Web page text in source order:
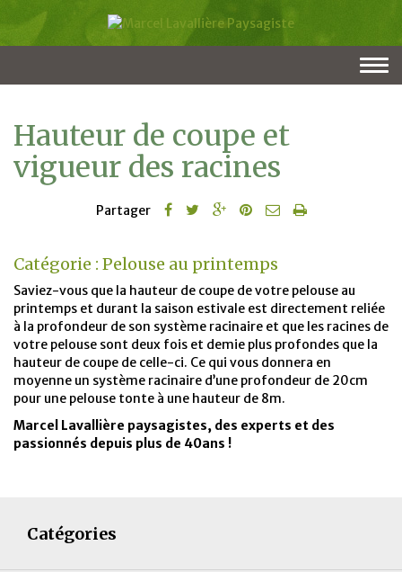
Hauteur de coupe et
vigueur des racines
Partager
Catégorie : Pelouse au printemps
Saviez-vous que la hauteur de coupe de votre pelouse au
printemps et durant la saison estivale est directement reliée
à la profondeur de son système racinaire et que les racines de
votre pelouse sont deux fois et demie plus profondes que la
hauteur de coupe de celle-ci. Ce qui vous donnera en
moyenne un système racinaire d’une profondeur de 20cm
pour une pelouse tonte à une hauteur de 8m.
Marcel Lavallière paysagistes, des experts et des
passionnés depuis plus de 40ans !
Catégories